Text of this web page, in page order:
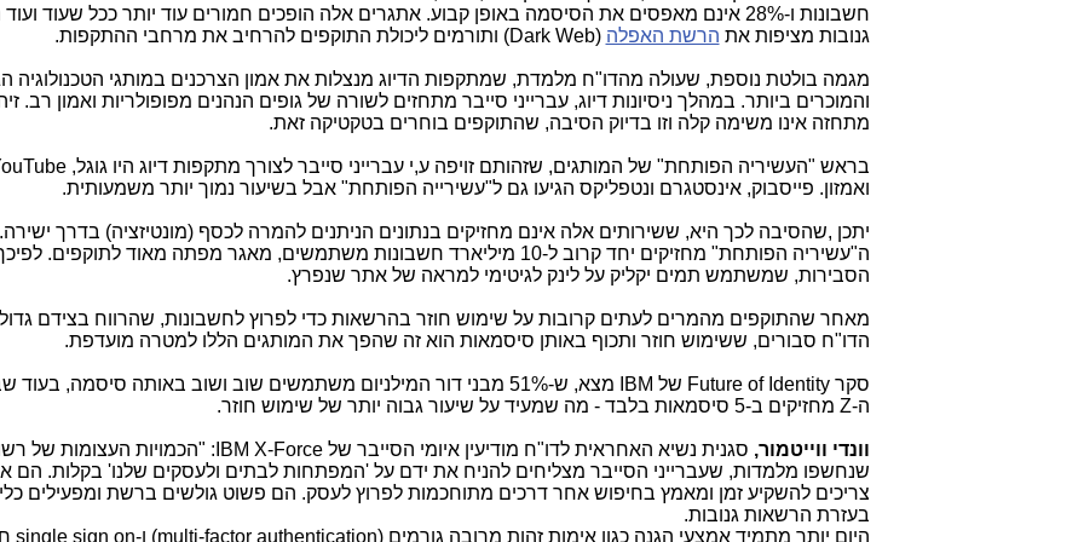
חשבונות ו-28% אינם מאפסים את הסיסמה באופן קבוע. אתגרים אלה הופכים חמורים עוד יותר ככל שעוד
גנובות מציפות את הרשת האפלה (
Dark Web) ותורמים ליכולת התוקפים להרחיב את מרחבי ההתקפות.
מגמה בולטת נוספת, שעולה מהדו"ח מלמדת, שמתקפות הדיוג מנצלות את אמון הצרכנים במותגי הטכנולוגיה
והמוכרים ביותר. במהלך ניסיונות דיוג, עברייני סייבר מתחזים לשורה של גופים הנהנים מפופולריות ואמון רב.
מתחזה אינו משימה קלה וזו בדיוק הסיבה, שהתוקפים בוחרים בטקטיקה זאת.
בראש "העשיריה הפותחת" של המותגים, שזהותם זויפה ע,י עברייני סייבר לצורך מתקפות דיוג היו גוגל,
ואמזון. פייסבוק, אינסטגרם ונטפליקס הגיעו גם ל"עשירייה הפותחת" אבל בשיעור נמוך יותר משמעותית.
יתכן ,שהסיבה לכך היא, ששירותים אלה אינם מחזיקים בנתונים הניתנים להמרה לכסף (מונטיזציה) בדרך
ה"עשיריה הפותחת" מחזיקים יחד קרוב ל-10 מיליארד חשבונות משתמשים, מאגר מפתה מאוד לתוקפים.
הסבירות, שמשתמש תמים יקליק על לינק לגיטימי למראה של אתר שנפרץ.
מאחר שהתוקפים מהמרים לעתים קרובות על שימוש חוזר בהרשאות כדי לפרוץ לחשבונות, שהרווח בצידם
הדו"ח סבורים, ששימוש חוזר ותכוף באותן סיסמאות הוא זה שהפך את המותגים הללו למטרה מועדפת.
סקרFuture of Identity של IBM
מצא, ש-51% מבני דור המילניום משתמשים שוב ושוב באותה סיסמה, בעוד
ה-Z מחזיקים ב-5 סיסמאות בלבד - מה שמעיד על שיעור גבוה יותר של שימוש חוזר.
וונדי ווייטמור, סגנית נשיא האחראית לדו"ח מודיעין איומי הסייבר שלIBM X-Force : "הכמויות העצומות של
שנחשפו מלמדות, שעברייני הסייבר מצליחים להניח את ידם על 'המפתחות לבתים ולעסקים שלנו' בקלות. הם
צריכים להשקיע זמן ומאמץ בחיפוש אחר דרכים מתוחכמות לפרוץ לעסק. הם פשוט גולשים ברשת ומפעילים
בעזרת הרשאות גנובות.
היום יותר מתמיד אמצעי הגנה כגון אימות זהות מרובה גורמים (multi-factor authentication) ו-single sign on